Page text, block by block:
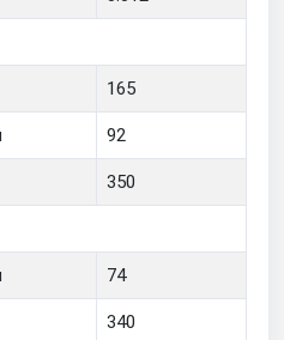
165
92
350
74
340